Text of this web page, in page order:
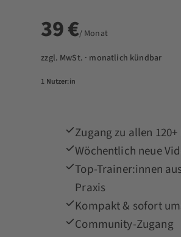
39 €/ Monat
zzgl. MwSt. · monatlich kündbar
1 Nutzer:in
Zugang zu allen
Wöchentlich neue
Top-Trainer:innen
Praxis
Kompakt & sofort
Community-Zugang